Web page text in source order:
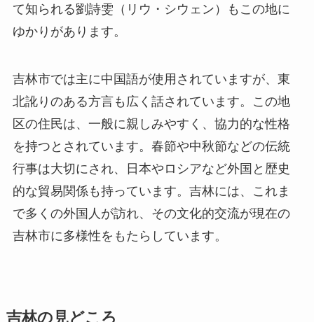
て知られる劉詩雯（リウ・シウェン）もこの地に
ゆかりがあります。
吉林市では主に中国語が使用されていますが、東
北訛りのある方言も広く話されています。この地
区の住民は、一般に親しみやすく、協力的な性格
を持つとされています。春節や中秋節などの伝統
行事は大切にされ、日本やロシアなど外国と歴史
的な貿易関係も持っています。吉林には、これま
で多くの外国人が訪れ、その文化的交流が現在の
吉林市に多様性をもたらしています。
吉林の見どころ